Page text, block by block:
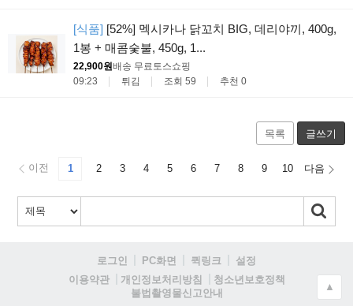
[식품] [52%] 멕시카나 닭꼬치 BIG, 데리야끼, 400g,
1봉 + 매콤숯불, 450g, 1...
22,900원배송 무료토스쇼핑
09:23
튀김 조회 59 추천 0
목록 글쓰기
이전 1 2 3 4 5 6 7 8 9 10 다음
로그인 PC화면 퀵링크
설정
이용약관
개인정보처리방침
청소년보호정책
불법촬영물신고안내
▲